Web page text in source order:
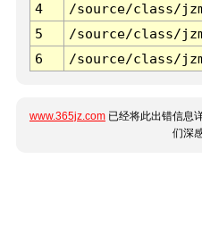
4
/source/class/
5
/source/class/
6
/source/class/
www.365jz.com 已经将此出错信息
们深